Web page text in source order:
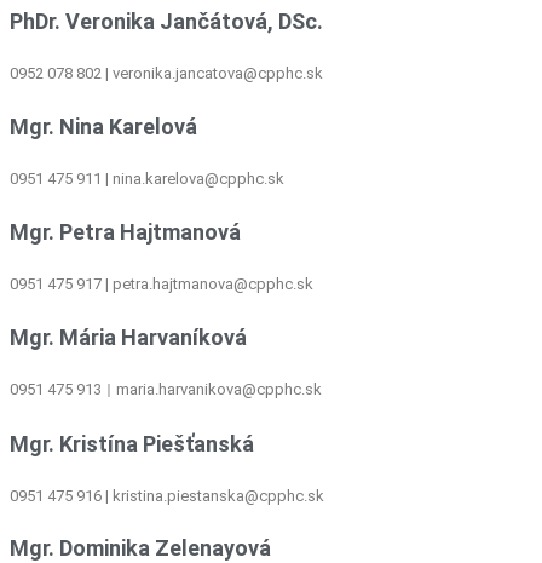
PhDr. Veronika Jančátová, DSc.
0952 078 802 | veronika.jancatova@cpphc.sk
Mgr. Nina Karelová
0951 475 911 | nina.karelova@cpphc.sk
Mgr. Petra Hajtmanová
0951 475 917 | petra.hajtmanova@cpphc.sk
Mgr. Mária Harvaníková
0951 475 913 maria.harvanikova@cpphc.sk
Mgr. Kristína Piešťanská
0951 475 916 | kristina.piestanska@cpphc.sk
Mgr. Dominika Zelenayová